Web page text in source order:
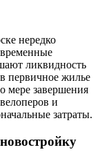
нередко
ликвидность
первичное жилье
мере завершения
и
затраты.